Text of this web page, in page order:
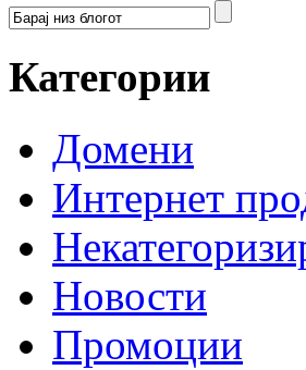
Категории
Домени
Интернет
Новости
Промоции